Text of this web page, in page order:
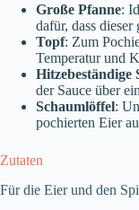
Große Pfanne:
dafür, dass
Topf: Zum
Temperatur und
Hitzebeständige
der Sauce über
Schaumlöffel:
pochierten Eier
Zutaten
Für die Eier und den